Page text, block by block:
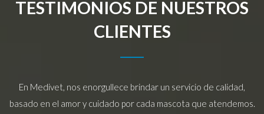
TESTIMONIOS DE NUESTROS
CLIENTES
En Medivet, nos enorgullece brindar un servicio de calidad,
basado en el amor y cuidado por cada mascota que atendemos.